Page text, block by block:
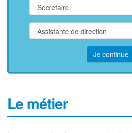
Je continue
Le métier